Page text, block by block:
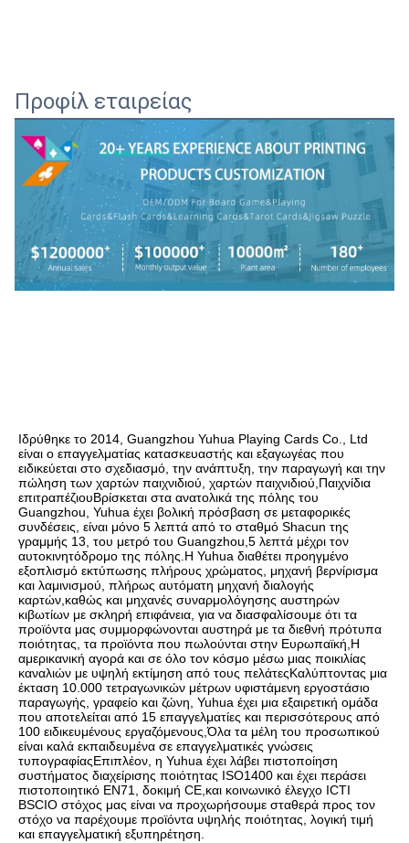
Προφίλ εταιρείας
Ιδρύθηκε το 2014, Guangzhou Yuhua Playing Cards Co., Ltd
είναι ο επαγγελματίας κατασκευαστής και εξαγωγέας που
ειδικεύεται στο σχεδιασμό, την ανάπτυξη, την παραγωγή και την
πώληση των χαρτών παιχνιδιού, χαρτών παιχνιδιού,Παιχνίδια
επιτραπέζιουΒρίσκεται στα ανατολικά της πόλης του
Guangzhou, Yuhua έχει βολική πρόσβαση σε μεταφορικές
συνδέσεις, είναι μόνο 5 λεπτά από το σταθμό Shacun της
γραμμής 13, του μετρό του Guangzhou,5 λεπτά μέχρι τον
αυτοκινητόδρομο της πόλης.Η Yuhua διαθέτει προηγμένο
εξοπλισμό εκτύπωσης πλήρους χρώματος, μηχανή βερνίρισμα
και λαμινισμού, πλήρως αυτόματη μηχανή διαλογής
καρτών,καθώς και μηχανές συναρμολόγησης αυστηρών
κιβωτίων με σκληρή επιφάνεια, για να διασφαλίσουμε ότι τα
προϊόντα μας συμμορφώνονται αυστηρά με τα διεθνή πρότυπα
ποιότητας, τα προϊόντα που πωλούνται στην Ευρωπαϊκή,Η
αμερικανική αγορά και σε όλο τον κόσμο μέσω μιας ποικιλίας
καναλιών με υψηλή εκτίμηση από τους πελάτεςΚαλύπτοντας μια
έκταση 10.000 τετραγωνικών μέτρων υφιστάμενη εργοστάσιο
παραγωγής, γραφείο και ζώνη, Yuhua έχει μια εξαιρετική ομάδα
που αποτελείται από 15 επαγγελματίες και περισσότερους από
100 ειδικευμένους εργαζόμενους,Όλα τα μέλη του προσωπικού
είναι καλά εκπαιδευμένα σε επαγγελματικές γνώσεις
τυπογραφίαςΕπιπλέον, η Yuhua έχει λάβει πιστοποίηση
συστήματος διαχείρισης ποιότητας ISO1400 και έχει περάσει
πιστοποιητικό EN71, δοκιμή CE,και κοινωνικό έλεγχο ICTI
BSCIΟ στόχος μας είναι να προχωρήσουμε σταθερά προς τον
στόχο να παρέχουμε προϊόντα υψηλής ποιότητας, λογική τιμή
και επαγγελματική εξυπηρέτηση.